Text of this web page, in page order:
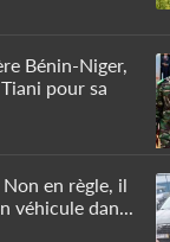
Bénin-Niger,
pour sa
en règle, il
véhicule dan...